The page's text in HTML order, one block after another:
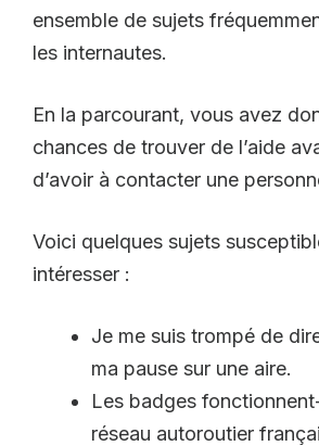
ensemble de sujets
les internautes.
En la parcourant, vous avez
chances de trouver de l’aide
d’avoir à contacter une
Voici quelques sujets
intéresser :
Je me suis trompé de
ma pause sur une aire.
Les badges
réseau autoroutier